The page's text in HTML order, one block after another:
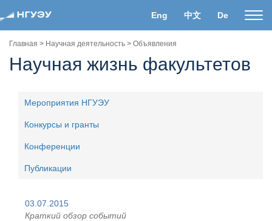
Eng 中文 De
Главная > Научная деятельность > Объявления
Научная жизнь факультетов
Мероприятия НГУЭУ
Конкурсы и гранты
Конференции
Публикации
03.07.2015
Краткий обзор событий